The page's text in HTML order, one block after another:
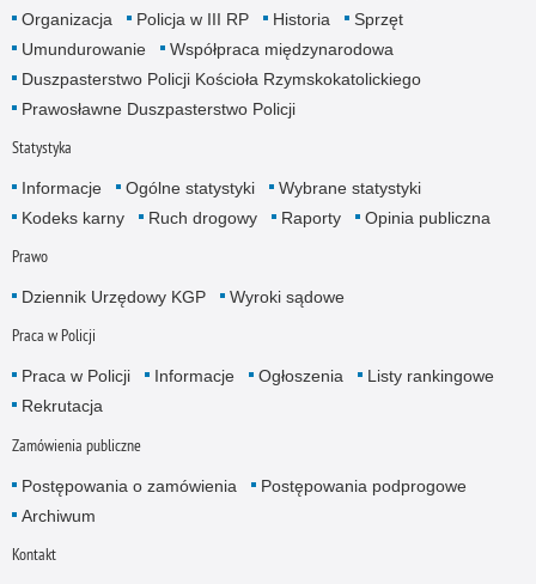
Organizacja
Policja w III RP Historia
Sprzęt
Umundurowanie
Współpraca międzynarodowa
Duszpasterstwo Policji Kościoła Rzymskokatolickiego
Prawosławne Duszpasterstwo Policji
Statystyka
Informacje Ogólne statystyki
Wybrane statystyki
Kodeks karny
Ruch drogowy Raporty Opinia publiczna
Prawo
Dziennik Urzędowy KGP Wyroki sądowe
Praca w Policji
Praca w Policji Informacje Ogłoszenia
Listy rankingowe
Rekrutacja
Zamówienia publiczne
Postępowania o zamówienia
Postępowania podprogowe
Archiwum
Kontakt